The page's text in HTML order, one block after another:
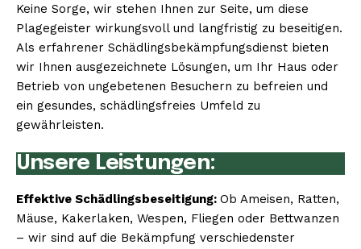
Keine Sorge, wir stehen Ihnen zur Seite, um diese
Plagegeister wirkungsvoll und langfristig zu beseitigen.
Als erfahrener Schädlingsbekämpfungsdienst bieten
wir Ihnen ausgezeichnete Lösungen, um Ihr Haus oder
Betrieb von ungebetenen Besuchern zu befreien und
ein gesundes, schädlingsfreies Umfeld zu
gewährleisten.
Unsere Leistungen:
Effektive Schädlingsbeseitigung: Ob Ameisen, Ratten,
Mäuse, Kakerlaken, Wespen, Fliegen oder Bettwanzen
– wir sind auf die Bekämpfung verschiedenster